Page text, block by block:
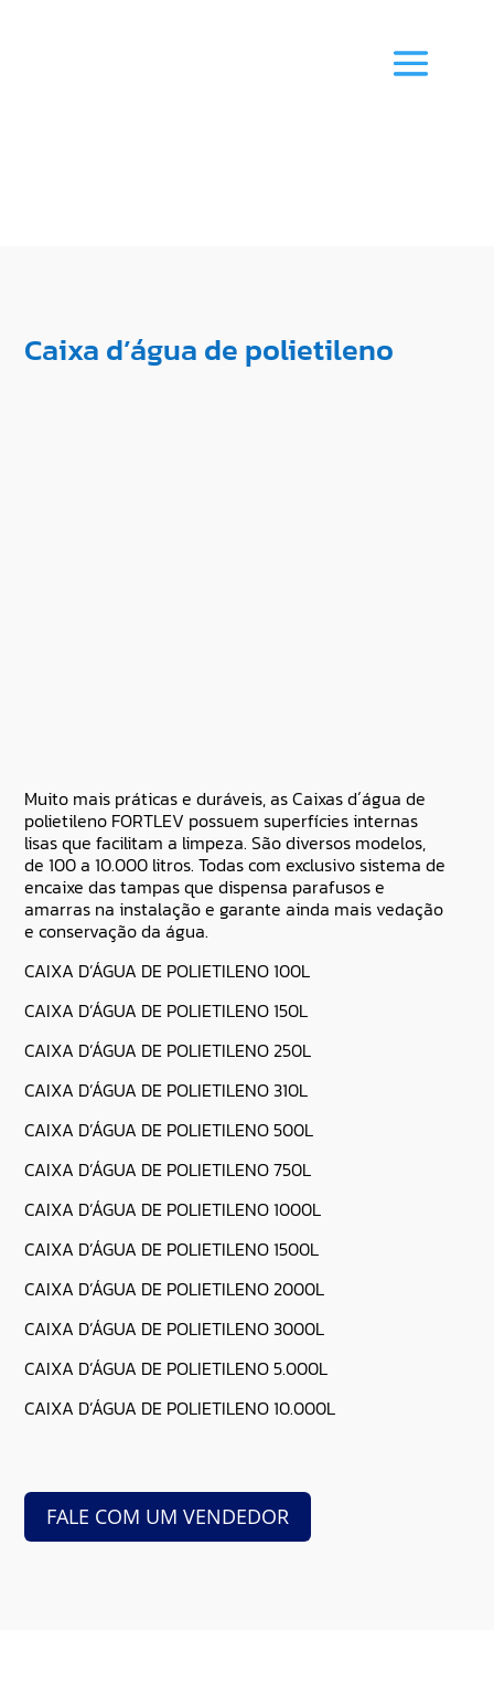
Caixa d’água de polietileno
Muito mais práticas e duráveis, as Caixas d´água de
polietileno FORTLEV possuem superfícies internas
lisas que facilitam a limpeza. São diversos modelos,
de 100 a 10.000 litros. Todas com exclusivo sistema de
encaixe das tampas que dispensa parafusos e
amarras na instalação e garante ainda mais vedação
e conservação da água.
CAIXA D’ÁGUA DE POLIETILENO 100L
CAIXA D’ÁGUA DE POLIETILENO 150L
CAIXA D’ÁGUA DE POLIETILENO 250L
CAIXA D’ÁGUA DE POLIETILENO 310L
CAIXA D’ÁGUA DE POLIETILENO 500L
CAIXA D’ÁGUA DE POLIETILENO 750L
CAIXA D’ÁGUA DE POLIETILENO 1000L
CAIXA D’ÁGUA DE POLIETILENO 1500L
CAIXA D’ÁGUA DE POLIETILENO 2000L
CAIXA D’ÁGUA DE POLIETILENO 3000L
CAIXA D’ÁGUA DE POLIETILENO 5.000L
CAIXA D’ÁGUA DE POLIETILENO 10.000L
FALE COM UM VENDEDOR